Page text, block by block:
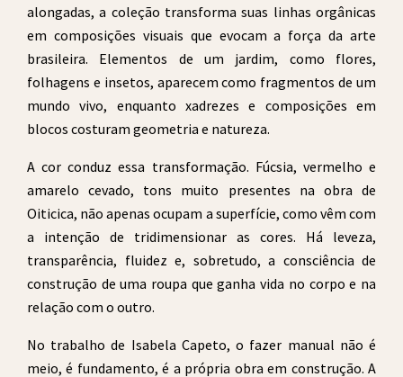
alongadas, a coleção transforma suas linhas orgânicas
em composições visuais que evocam a força da arte
brasileira. Elementos de um jardim, como flores,
folhagens e insetos, aparecem como fragmentos de um
mundo vivo, enquanto xadrezes e composições em
blocos costuram geometria e natureza.
A cor conduz essa transformação. Fúcsia, vermelho e
amarelo cevado, tons muito presentes na obra de
Oiticica, não apenas ocupam a superfície, como vêm com
a intenção de tridimensionar as cores. Há leveza,
transparência, fluidez e, sobretudo, a consciência de
construção de uma roupa que ganha vida no corpo e na
relação com o outro.
No trabalho de Isabela Capeto, o fazer manual não é
meio, é fundamento, é a própria obra em construção. A